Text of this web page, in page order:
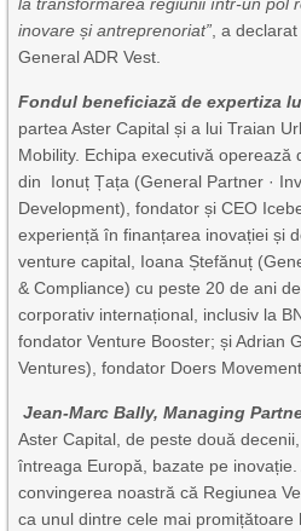
inovare și antreprenoriat” , a
General ADR Vest.
Fondul beneficiază de expertiza
partea Aster Capital și a lui Traian
Mobility. Echipa executivă operează
din Ionuț Țața (General Partner ·
Development), fondator și CEO
experiență în finanțarea inovației și
venture capital, Ioana Ștefănuț
& Compliance) cu peste 20 de ani
corporativ internațional, inclusiv la
fondator Venture Booster; și Adrian
Ventures), fondator Doers
Jean-Marc Bally, Managing
Aster Capital, de peste două
întreaga Europă, bazate pe
convingerea noastră că Regiunea
ca unul dintre cele mai